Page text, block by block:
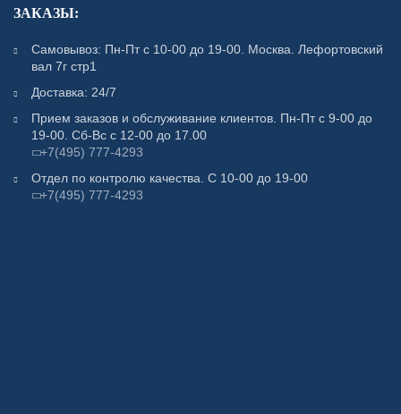
ЗАКАЗЫ:
Самовывоз: Пн-Пт с 10-00 до 19-00. Москва. Лефортовский
вал 7г стр1
Доставка: 24/7
Прием заказов и обслуживание клиентов. Пн-Пт с 9-00 до
19-00. Сб-Вс с 12-00 до 17.00
+7(495) 777-4293
Отдел по контролю качества. С 10-00 до 19-00
+7(495) 777-4293